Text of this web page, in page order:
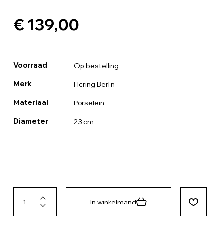
€ 139,00
Voorraad Op bestelling
Merk Hering Berlin
Materiaal Porselein
Diameter 23 cm
In winkelmand